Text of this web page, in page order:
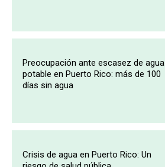
Preocupación ante escasez de agua
potable en Puerto Rico: más de 100
días sin agua
Crisis de agua en Puerto Rico: Un